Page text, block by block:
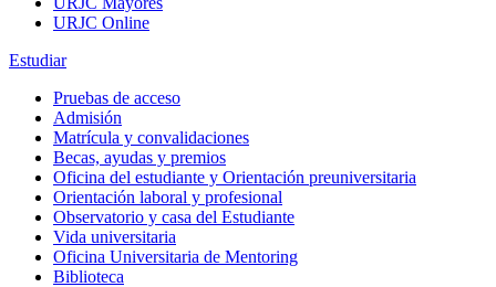
URJC Online
Estudiar
Pruebas de acceso
Admisión
Matrícula y convalidaciones
Becas, ayudas y premios
Oficina del estudiante y Orientación preuniversitaria
Orientación laboral y profesional
Observatorio y casa del Estudiante
Vida universitaria
Oficina Universitaria de Mentoring
Biblioteca